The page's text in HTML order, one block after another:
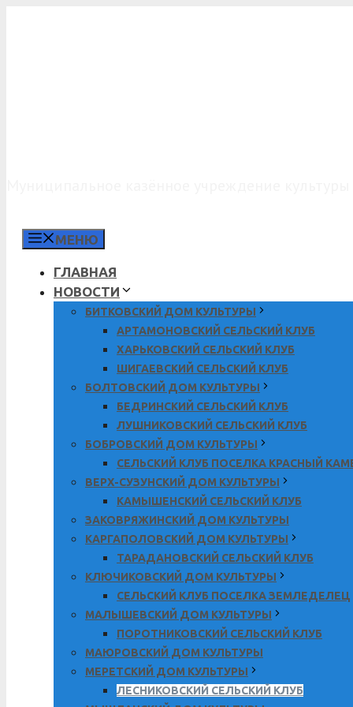
МЕНЮ
ГЛАВНАЯ
НОВОСТИ
БИТКОВСКИЙ ДОМ КУЛЬТУРЫ
АРТАМОНОВСКИЙ СЕЛЬСКИЙ КЛУБ
ХАРЬКОВСКИЙ СЕЛЬСКИЙ КЛУБ
ШИГАЕВСКИЙ СЕЛЬСКИЙ КЛУБ
БОЛТОВСКИЙ ДОМ КУЛЬТУРЫ
БЕДРИНСКИЙ СЕЛЬСКИЙ КЛУБ
ЛУШНИКОВСКИЙ СЕЛЬСКИЙ КЛУБ
БОБРОВСКИЙ ДОМ КУЛЬТУРЫ
СЕЛЬСКИЙ КЛУБ ПОСЕЛКА КРАСНЫЙ
ВЕРХ-СУЗУНСКИЙ ДОМ КУЛЬТУРЫ
КАМЫШЕНСКИЙ СЕЛЬСКИЙ КЛУБ
ЗАКОВРЯЖИНСКИЙ ДОМ КУЛЬТУРЫ
КАРГАПОЛОВСКИЙ ДОМ КУЛЬТУРЫ
ТАРАДАНОВСКИЙ СЕЛЬСКИЙ КЛУБ
КЛЮЧИКОВСКИЙ ДОМ КУЛЬТУРЫ
СЕЛЬСКИЙ КЛУБ ПОСЕЛКА ЗЕМЛЕДЕЛЕЦ
МАЛЫШЕВСКИЙ ДОМ КУЛЬТУРЫ
ПОРОТНИКОВСКИЙ СЕЛЬСКИЙ КЛУБ
МАЮРОВСКИЙ ДОМ КУЛЬТУРЫ
МЕРЕТСКИЙ ДОМ КУЛЬТУРЫ
ЛЕСНИКОВСКИЙ СЕЛЬСКИЙ КЛУБ